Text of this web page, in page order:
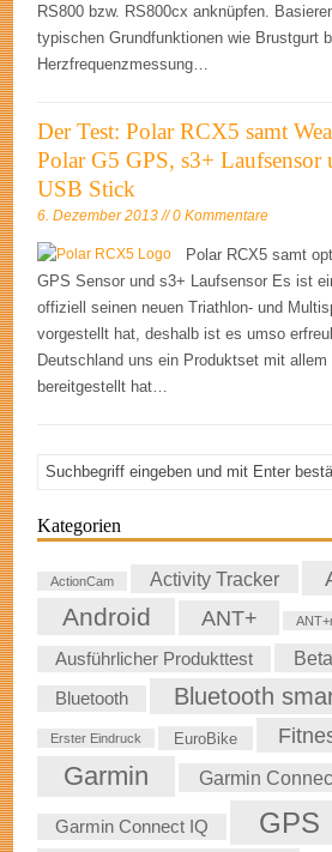
RS800 bzw. RS800cx anknüpfen.
typischen Grundfunktionen wie Brustgurt
Herzfrequenzmessung…
Der Test: Polar RCX5 samt
Polar G5 GPS, s3+
USB Stick
6. Dezember 2013 // 0 Kommentare
Polar RCX5 samt
GPS Sensor und s3+ Laufsensor Es ist
offiziell seinen neuen Triathlon- und
vorgestellt hat, deshalb ist es umso
Deutschland uns ein Produktset mit allem
bereitgestellt hat…
Kategorien
ActionCam Activity Tracker
Android ANT+
Ausführlicher Produkttest
Bluetooth Bluetooth
Erster Eindruck EuroBike
Garmin Garmin
Garmin Connect IQ GPS